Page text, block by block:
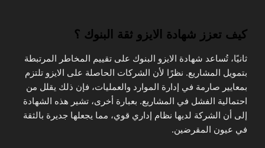
كيف تعزز شهادة الايزو ثقة البنوك ؟
ثانيًا، تُساعد شهادة الايزو البنوك على تقييم المخاطر المرتبطة
بتمويل المشاريع. نظرًا لأن الشركات الحاصلة على الايزو تلتزم
بمعايير صارمة في إدارة الموارد والعمليات، فإن ذلك يقلل من
احتمالية الفشل في المشاريع. بعبارة أخرى، تشير هذه الشهادة
إلى أن الشركة لديها نظام إداري قوي، مما يجعلها جديرة بالثقة
في عيون المقرضين.